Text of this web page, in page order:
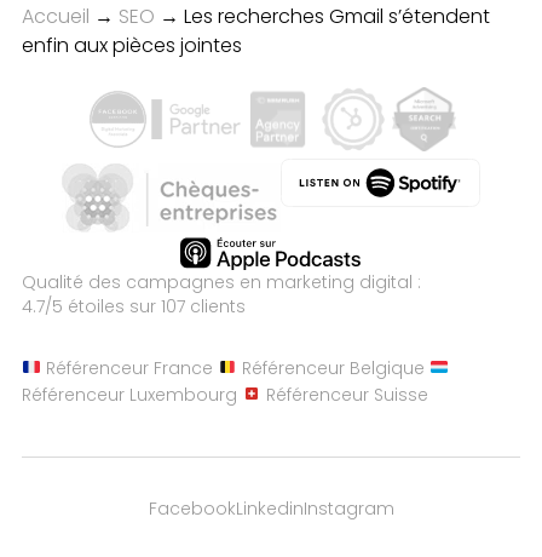
Accueil → SEO → Les recherches Gmail s’étendent
enfin aux pièces jointes
Qualité des campagnes en marketing digital :
4.7/5 étoiles sur 107 clients
Référenceur France
Référenceur Belgique
Référenceur Luxembourg
Référenceur Suisse
FacebookLinkedinInstagram